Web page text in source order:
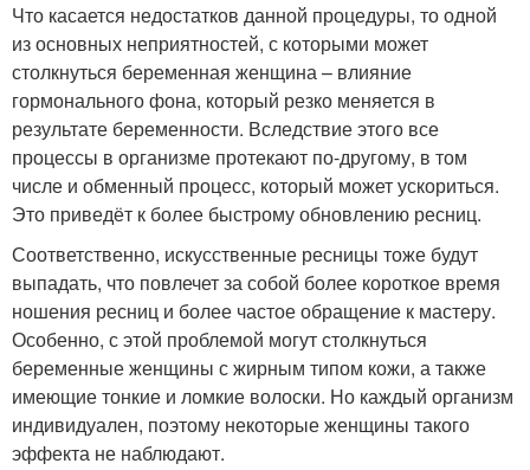
Что касается недостатков данной процедуры, то одной
из основных неприятностей, с которыми может
столкнуться беременная женщина – влияние
гормонального фона, который резко меняется в
результате беременности. Вследствие этого все
процессы в организме протекают по-другому, в том
числе и обменный процесс, который может ускориться.
Это приведёт к более быстрому обновлению ресниц.
Соответственно, искусственные ресницы тоже будут
выпадать, что повлечет за собой более короткое время
ношения ресниц и более частое обращение к мастеру.
Особенно, с этой проблемой могут столкнуться
беременные женщины с жирным типом кожи, а также
имеющие тонкие и ломкие волоски. Но каждый организм
индивидуален, поэтому некоторые женщины такого
эффекта не наблюдают.